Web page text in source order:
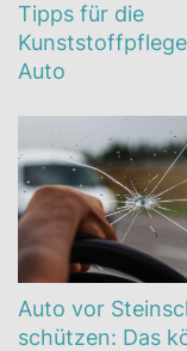
Tipps für die
Auto
Auto vor
schützen: Das